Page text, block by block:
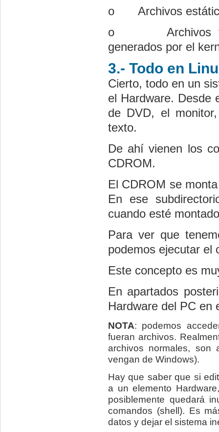
o
Archivos
o
Archivos
generados por el
3.- Todo en
Cierto, todo en un
el Hardware. Desde
de DVD, el
texto.
De ahí vienen los
CDROM.
El CDROM se
En ese
cuando esté
Para ver que
podemos ejecutar el
Este concepto es
En apartados
Hardware del PC en
NOTA: podemos
fueran archivos.
archivos normales, son
vengan de Windows).
Hay que saber que si
a un elemento
posiblemente quedará
comandos (shell). Es
datos y dejar el sistema